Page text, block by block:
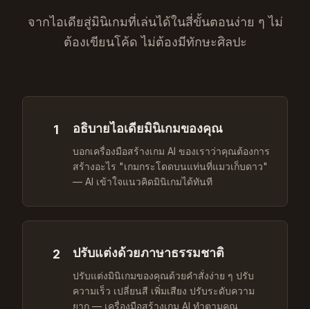
จากไอเดียสู่มินิเกมที่เล่นได้ในสี่ขั้นตอนง่าย ๆ ไม่
ต้องเขียนโค้ด ไม่ต้องมีทักษะศิลปะ
1 อธิบายไอเดียมินิเกมของคุณ
บอกเครื่องมือสร้างเกม AI ของเราว่าคุณต้องการ
สร้างอะไร "เกมกระโดดบนแท่นที่แมวเก็บดาว"
— AI เข้าใจแนวคิดมินิเกมได้ทันที
2 ปรับแต่งด้วยภาษาธรรมชาติ
ปรับแต่งมินิเกมของคุณด้วยคำสั่งง่าย ๆ ปรับ
ความเร็ว เปลี่ยนสี เพิ่มเสียง ปรับระดับความ
ยาก — เครื่องมือสร้างเกม AI ทำตามคุณ